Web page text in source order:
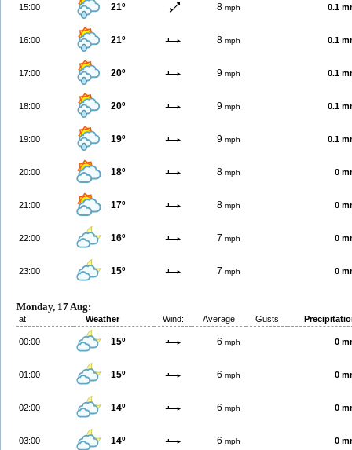
15:00 21º 8 mph 0.1
16:00 21º 8 mph 0.1
17:00 20º 9 mph 0.1
18:00 20º 9 mph 0.1
19:00 19º 9 mph 0.1
20:00 18º 8 mph 0
21:00 17º 8 mph 0
22:00 16º 7 mph 0
23:00 15º 7 mph 0
Monday, 17 Aug:
at Weather Wind: Average Gusts
00:00 15º 6 mph 0
01:00 15º 6 mph 0
02:00 14º 6 mph 0
03:00 14º 6 mph 0